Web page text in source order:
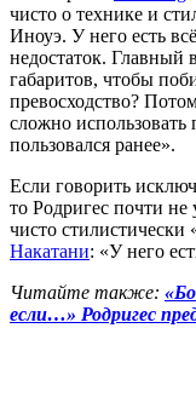
чисто о технике и
Иноуэ. У него есть
недостаток. Главный
габаритов, чтобы
превосходство?
сложно использовать
пользовался ранее».
Если говорить
то Родригес почти не
чисто
Накатани: «У него
Читайте также:
если…» Родригес